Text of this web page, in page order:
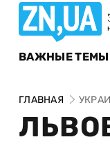
ВАЖНЫЕ ТЕМЫ
ГЛАВНАЯ